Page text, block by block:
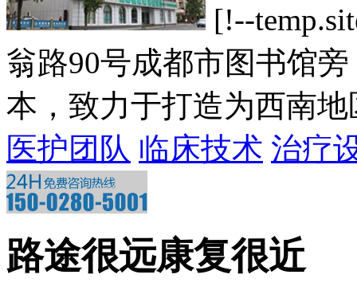
[!--
翁路90号成都市图书馆
本，致力于打造为西南
医护团队 临床技术 治疗
路途很远康复很近